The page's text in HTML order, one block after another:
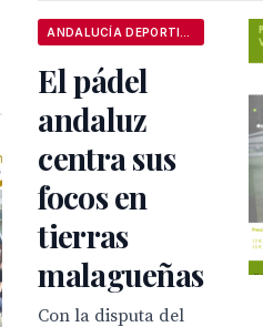
El pádel
andaluz
centra sus
focos en
tierras
malagueñas
Con la disputa del